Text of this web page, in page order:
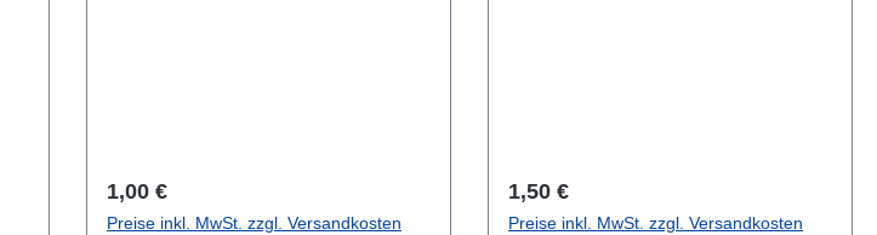
Regulärer Preis:
1,00 €
Preise inkl. MwSt. zzgl. Versandkosten
Regulärer Preis:
1,50 €
Preise inkl. MwSt. zzgl. Versandkosten